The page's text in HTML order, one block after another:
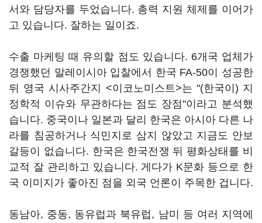
서와 담당자를 두었습니다. 총력 지원 체제를 이어가
고 있습니다. 잘하는 일이죠.
수출 마케팅 때 유의할 점도 있습니다. 6개국 업체가
경쟁했던 말레이시아 입찰에서 한국 FA-50이 성공한
뒤 영국 시사주간지 <이코노미스트>는 "(한국이) 지
정학적 이슈와 무관하다는 점도 장점"이라고 분석했
습니다. 중국이나 일본과 달리 한국은 아시아 다른 나
라를 침공하거나 식민지로 삼지 않았고 지금도 안보
갈등이 없습니다. 한국은 한국전쟁 뒤 평화상태를 비
교적 잘 관리하고 있습니다. 게다가 K문화 등으로 한
국 이미지가 좋아진 점을 외국 언론이 주목한 겁니다.
동남아, 중동, 동유럽과 북유럽, 남미 등 여러 지역에